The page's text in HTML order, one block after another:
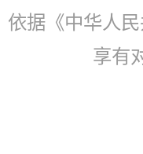
依据《中华人
享有